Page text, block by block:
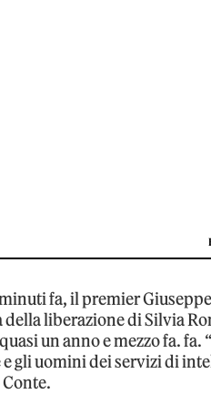
fa, il premier
della liberazione di Silvia
un anno e mezzo fa.
gli uomini dei servizi di